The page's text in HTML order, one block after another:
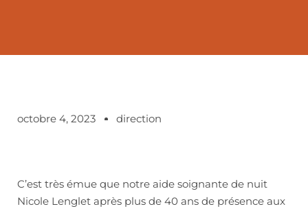
octobre 4, 2023 direction
C’est très émue que notre aide soignante de nuit
Nicole Lenglet après plus de 40 ans de présence aux